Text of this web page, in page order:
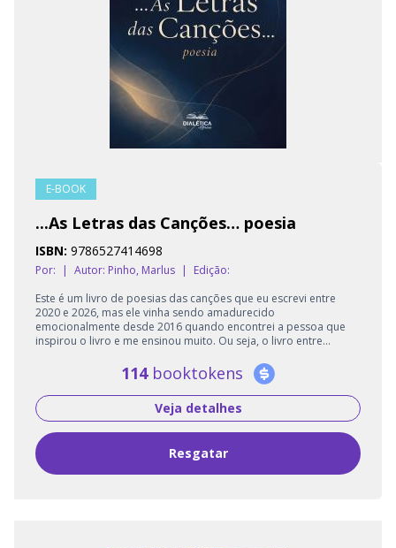
E-BOOK
...As Letras das Canções… poesia
ISBN: 9786527414698
Por: | Autor: Pinho, Marlus |
Edição:
Este é um livro de poesias das canções que eu escrevi entre
2020 e 2026, mas ele vinha sendo amadurecido
emocionalmente desde 2016 quando encontrei a pessoa que
inspirou o livro e me ensinou muito. Ou seja, o livro entre...
114 booktokens
Veja detalhes
Resgatar